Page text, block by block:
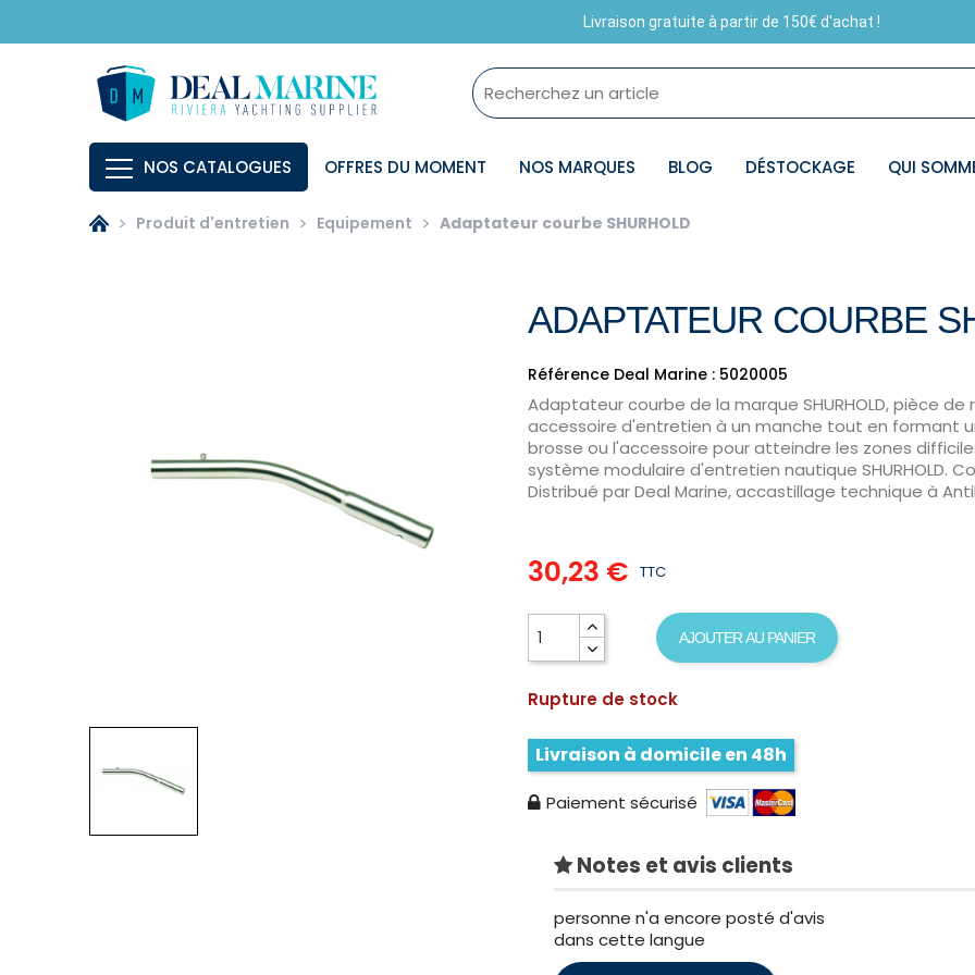
Livraison gratuite à partir de 150€ d'achat !
NOS CATALOGUES OFFRES DU MOMENT NOS MARQUES BLOG DÉSTOCKAGE QUI
Produit d'entretien Equipement Adaptateur courbe SHURHOLD
ADAPTATEUR COURBE
Référence Deal Marine : 5020005
Adaptateur courbe de la marque SHURHOLD, pièce
accessoire d'entretien à un manche tout en formant
brosse ou l'accessoire pour atteindre les zones
système modulaire d'entretien nautique SHURHOLD.
Distribué par Deal Marine, accastillage technique à
30,23 € TTC
AJOUTER AU PANIER
Rupture de stock
Livraison à domicile en 48h
Paiement sécurisé
Notes et avis clients
personne n'a encore posté d'avis
dans cette langue